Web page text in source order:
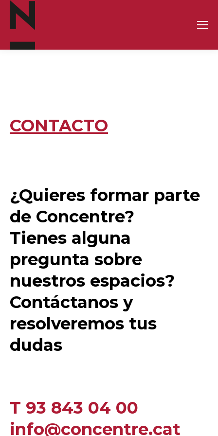
CONTACTO
¿Quieres formar parte
de Concentre?
Tienes alguna
pregunta sobre
nuestros espacios?
Contáctanos y
resolveremos tus
dudas
T 93 843 04 00
info@concentre.cat